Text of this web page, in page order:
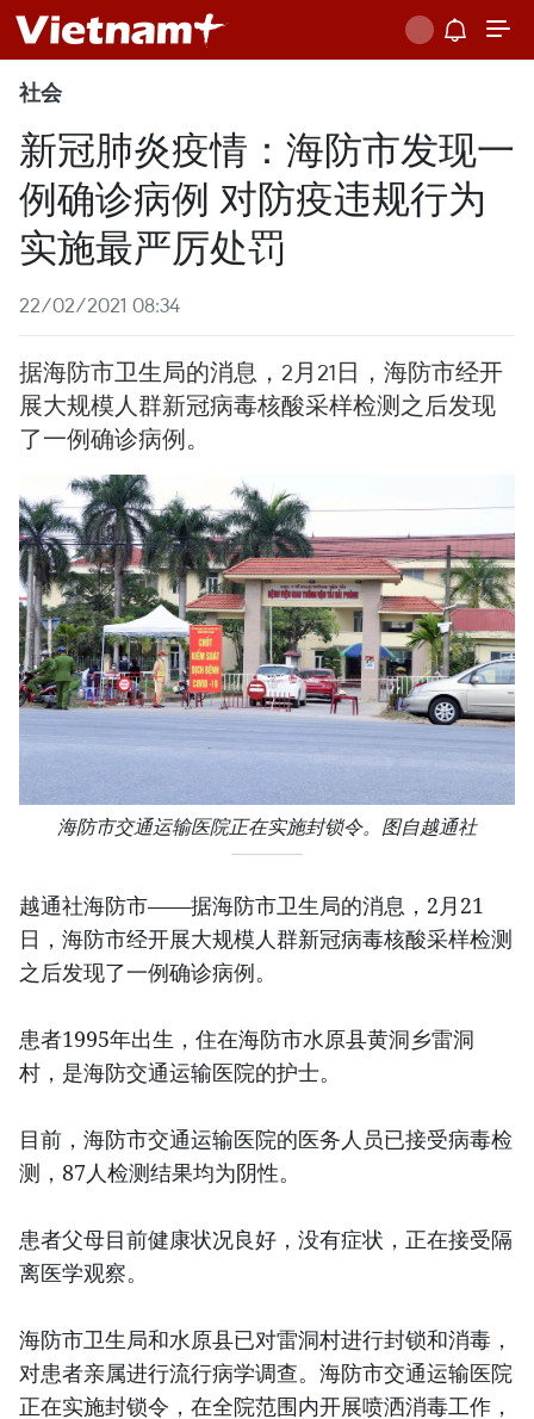
社会
新冠肺炎疫情：海防市发现一
例确诊病例 对防疫违规行为
实施最严厉处罚
22/02/2021 08:34
据海防市卫生局的消息，2月21日，海防市经开
展大规模人群新冠病毒核酸采样检测之后发现
了一例确诊病例。
海防市交通运输医院正在实施封锁令。图自越通社
越通社海防市——据海防市卫生局的消息，2月21
日，海防市经开展大规模人群新冠病毒核酸采样检测
之后发现了一例确诊病例。
患者1995年出生，住在海防市水原县黄洞乡雷洞
村，是海防交通运输医院的护士。
目前，海防市交通运输医院的医务人员已接受病毒检
测，87人检测结果均为阴性。
患者父母目前健康状况良好，没有症状，正在接受隔
离医学观察。
海防市卫生局和水原县已对雷洞村进行封锁和消毒，
对患者亲属进行流行病学调查。海防市交通运输医院
正在实施封锁令，在全院范围内开展喷洒消毒工作，